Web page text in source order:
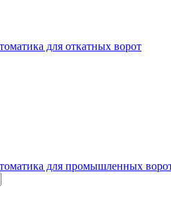
для откатных ворот
для промышленных